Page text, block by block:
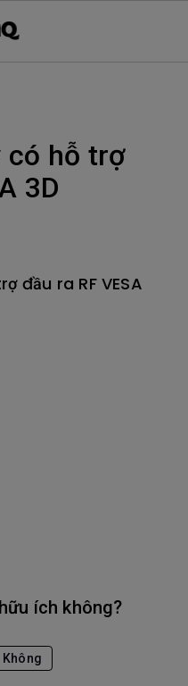
có hỗ trợ
3D
đầu ra RF VESA
ích không?
Không